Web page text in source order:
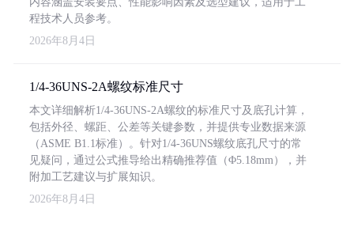
程技术人员参考。
2026年8月4日
1/4-36UNS-2A螺纹标准尺寸
本文详细解析1/4-36UNS-2A螺纹的标准尺寸及底孔计算，
包括外径、螺距、公差等关键参数，并提供专业数据来源
（ASME B1.1标准）。针对1/4-36UNS螺纹底孔尺寸的常
见疑问，通过公式推导给出精确推荐值（Φ5.18mm），并
附加工艺建议与扩展知识。
2026年8月4日